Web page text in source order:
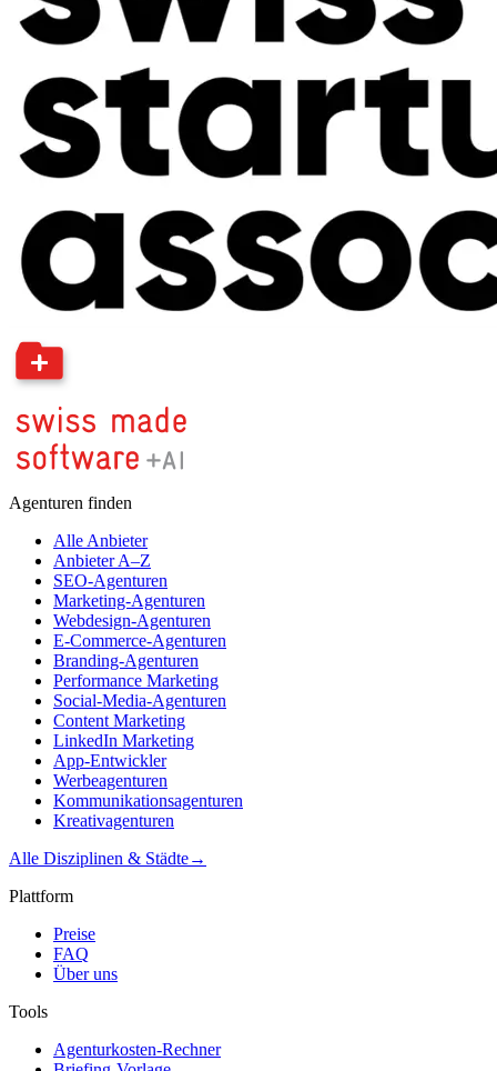
Agenturen finden
Alle Anbieter
Anbieter A–Z
SEO-Agenturen
Marketing-Agenturen
Webdesign-Agenturen
E-Commerce-Agenturen
Branding-Agenturen
Performance Marketing
Social-Media-Agenturen
Content Marketing
LinkedIn Marketing
App-Entwickler
Werbeagenturen
Kommunikationsagenturen
Kreativagenturen
Alle Disziplinen & Städte→
Plattform
Preise
FAQ
Über uns
Tools
Agenturkosten-Rechner